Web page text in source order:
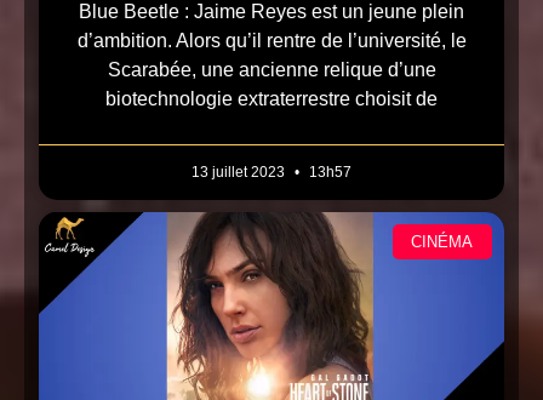
Blue Beetle : Jaime Reyes est un jeune plein
d’ambition. Alors qu’il rentre de l’université, le
Scarabée, une ancienne relique d’une
biotechnologie extraterrestre choisit de
13 juillet 2023 13h57
CINÉMA